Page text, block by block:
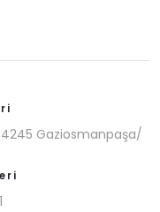
Gaziosmanpaşa/